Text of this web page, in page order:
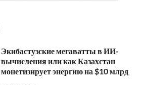
Экибастузские мегаватты в ИИ-
вычисления или как Казахстан
монетизирует энергию на $10 млрд